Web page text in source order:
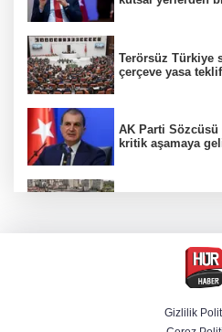
Terörsüz Türkiye
çerçeve yasa
AK Parti Sözcüsü
kritik aşamaya
Firari olarak
Başkan
Gizlilik